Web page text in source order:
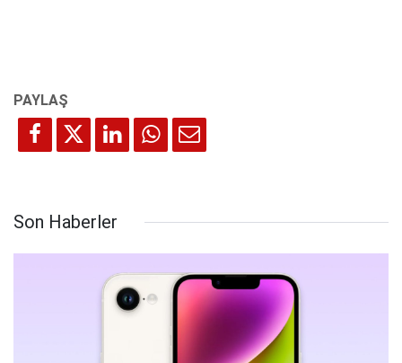
Son Haberler